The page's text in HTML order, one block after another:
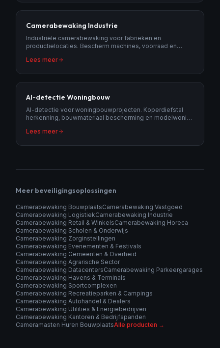
Camerabewaking Industrie
Industriële camerabewaking voor fabrieken en
productielocaties. Bescherm machines, voorraad en
Lees meer
AI-detectie Woningbouw
AI-detectie voor woningbouwprojecten. Koperdiefstal
herkenning, bouwmateriaal bescherming en modelwoning
Lees meer
Meer beveiligingsoplossingen
Camerabewaking BouwplaatsCamerabewaking Vastgoed
Camerabewaking LogistiekCamerabewaking Industrie
Camerabewaking Retail & WinkelsCamerabewaking Horeca
Camerabewaking Scholen & Onderwijs
Camerabewaking Zorginstellingen
Camerabewaking Evenementen & Festivals
Camerabewaking Gemeenten & Overheid
Camerabewaking Agrarische Sector
Camerabewaking DatacentersCamerabewaking Parkeergarages
Camerabewaking Havens & Terminals
Camerabewaking Sportcomplexen
Camerabewaking Recreatieparken & Campings
Camerabewaking Autohandel & Dealers
Camerabewaking Utilities & Energiebedrijven
Camerabewaking Kantoren & Bedrijfspanden
Cameramasten Huren BouwplaatsAlle producten →